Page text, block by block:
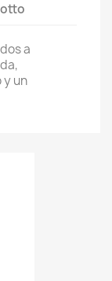
a
un